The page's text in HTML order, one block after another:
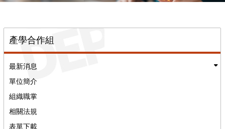
產學合作組
最新消息
單位簡介
組織職掌
相關法規
表單下載